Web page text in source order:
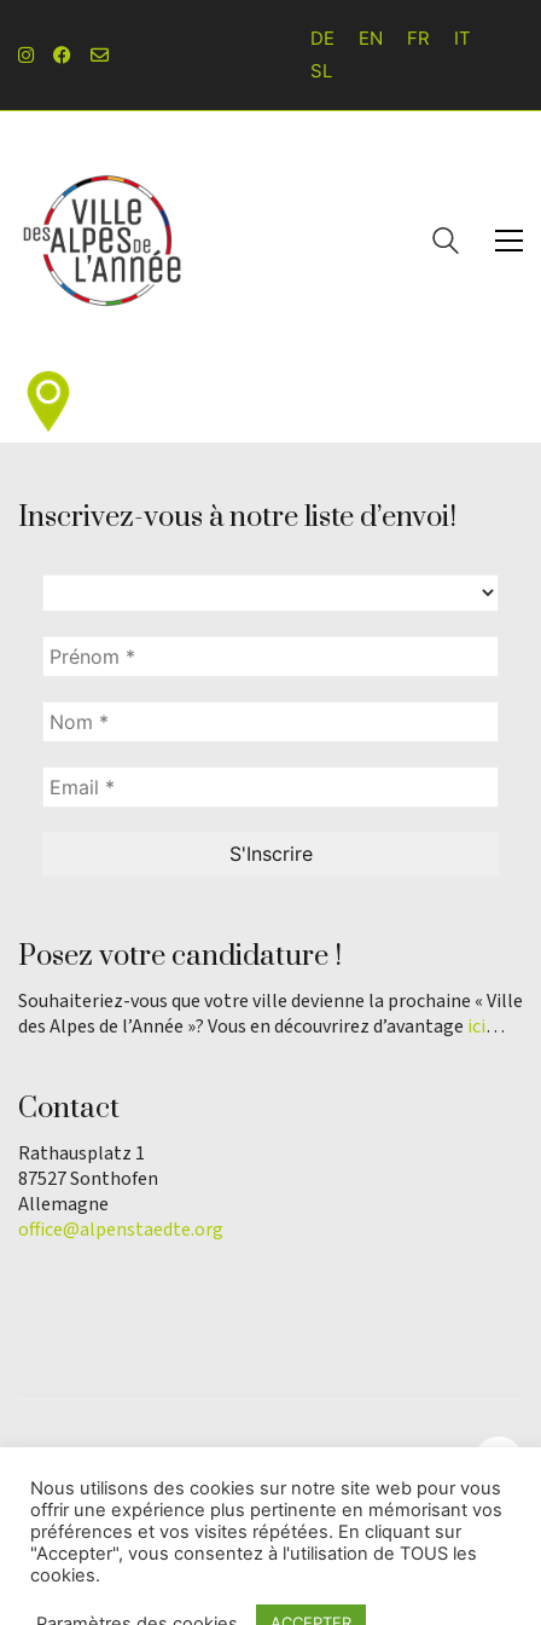
DE EN FR
IT
SL
Inscrivez-vous à notre liste d’envoi!
Posez votre candidature !
Souhaiteriez-vous que votre ville devienne la prochaine « Ville
des Alpes de l’Année »? Vous en découvrirez d’avantage ici…
Contact
Rathausplatz 1
87527 Sonthofen
Allemagne
office@alpenstaedte.org
© Copyright 2025 | L'association Ville des Alpes de
l'Année |Protection des données
Nous utilisons des cookies sur notre site web pour vous
offrir une expérience plus pertinente en mémorisant vos
préférences et vos visites répétées. En cliquant sur
"Accepter", vous consentez à l'utilisation de TOUS les
cookies.